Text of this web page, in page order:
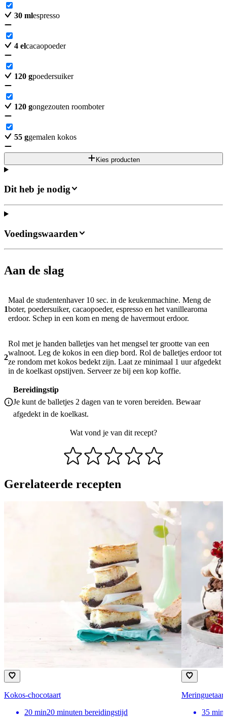
30 mlespresso
4 elcacaopoeder
120 gpoedersuiker
120 gongezouten roomboter
55 ggemalen kokos
Kies producten
Dit heb je nodig
Aan de slag
1
Maal de studentenhaver 10 sec. in de keukenmachine. Meng de
boter, poedersuiker, cacaopoeder, espresso en het vanillearoma
erdoor. Schep in een kom en meng de havermout erdoor.
2
Rol met je handen balletjes van het mengsel ter grootte van een
walnoot. Leg de kokos in een diep bord. Rol de balletjes erdoor tot
ze rondom met kokos bedekt zijn. Laat ze minimaal 1 uur afgedekt
in de koelkast opstijven. Serveer ze bij een kop koffie.
Bereidingstip
Je kunt de balletjes 2 dagen van te voren bereiden. Bewaar
afgedekt in de koelkast.
Wat vond je van dit recept?
Voedingswaarden
Gerelateerde recepten
Kokos-chocotaart
20 min20 minuten bereidingstijd
35 min